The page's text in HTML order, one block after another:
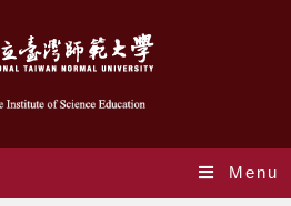
Menu